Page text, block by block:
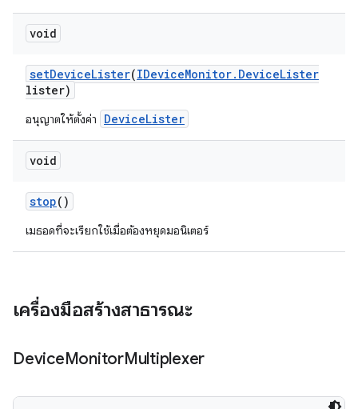
void
setDeviceLister(IDeviceMonitor. DeviceLister
lister)
อนุญาตให้ตั้งค่า DeviceLister
void
stop()
เมธอดที่จะเรียกใช้เมื่อต้องหยุดมอนิเตอร์
เครื่องมือสร้างสาธารณะ
DeviceMonitorMultiplexer